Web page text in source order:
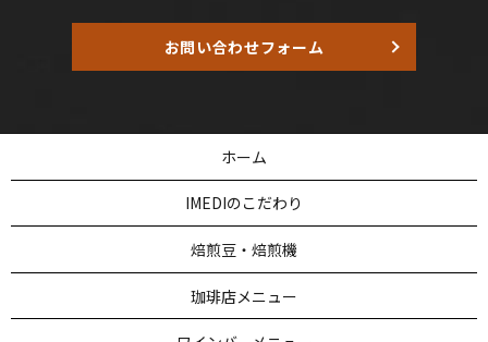
お問い合わせフォーム
ホーム
IMEDIのこだわり
焙煎豆・焙煎機
珈琲店メニュー